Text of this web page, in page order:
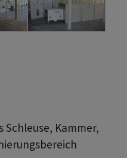
Schleuse, Kammer,